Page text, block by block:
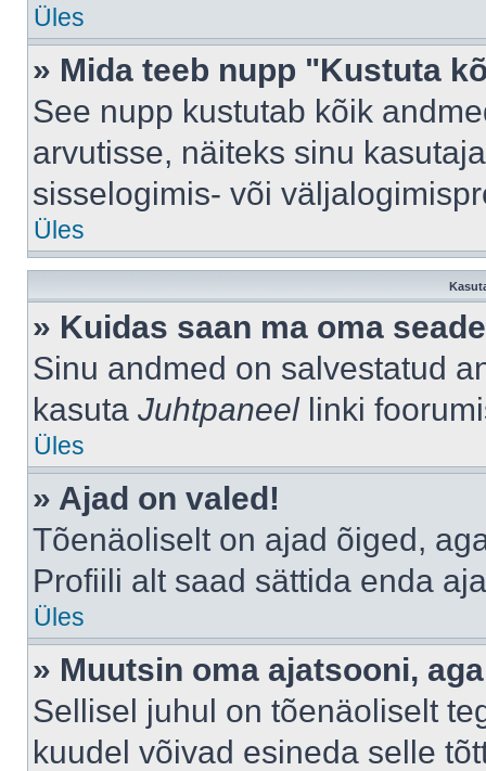
Üles
» Mida teeb nupp "Kustuta
See nupp kustutab kõik
arvutisse, näiteks sinu
sisselogimis- või
Üles
» Kuidas saan ma oma
Sinu andmed on salvestatud
kasuta Juhtpaneellinki
Üles
» Ajad on valed!
Tõenäoliselt on ajad õiged,
Profiili alt saad sättida enda
Üles
» Muutsin oma ajatsooni,
Sellisel juhul on tõenäoliselt
kuudel võivad esineda selle